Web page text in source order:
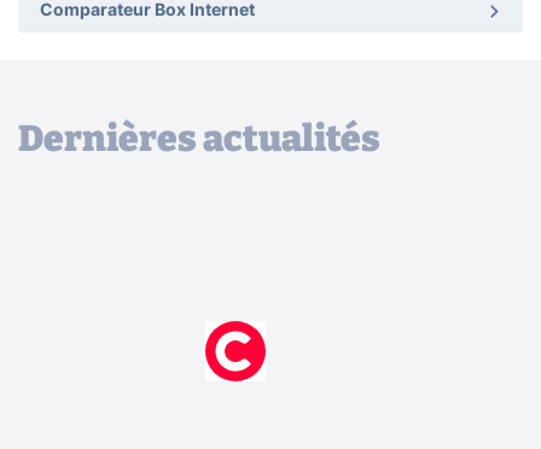
Comparateur Box Internet
Dernières actualités